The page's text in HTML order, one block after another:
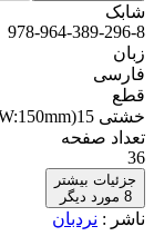
شابک
978-964-389-296-8
زبان
فارسی
قطع
خشتی 15(L:150mm x W:150mm)
تعداد صفحه
36
جزئیات بیشتر
8 مورد دیگر
ناشر : نردبان